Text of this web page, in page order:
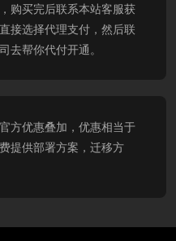
购买完后联系本站客服获
接选择代理支付，然后联
去帮你代付开通。
方优惠叠加，优惠相当于
提供部署方案，迁移方